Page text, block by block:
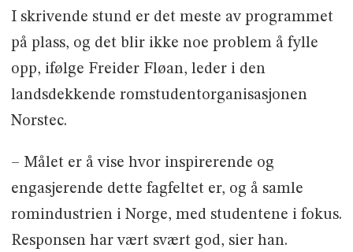
I skrivende stund er det meste av programmet
på plass, og det blir ikke noe problem å fylle
opp, ifølge Freider Fløan, leder i den
landsdekkende romstudentorganisasjonen
Norstec.
– Målet er å vise hvor inspirerende og
engasjerende dette fagfeltet er, og å samle
romindustrien i Norge, med studentene i fokus.
Responsen har vært svært god, sier han.